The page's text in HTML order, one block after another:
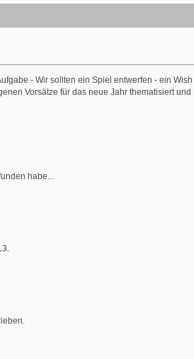
- Wir sollten ein Spiel entwerfen - ein Wish
Vorsätze für das neue Jahr thematisiert und
habe...